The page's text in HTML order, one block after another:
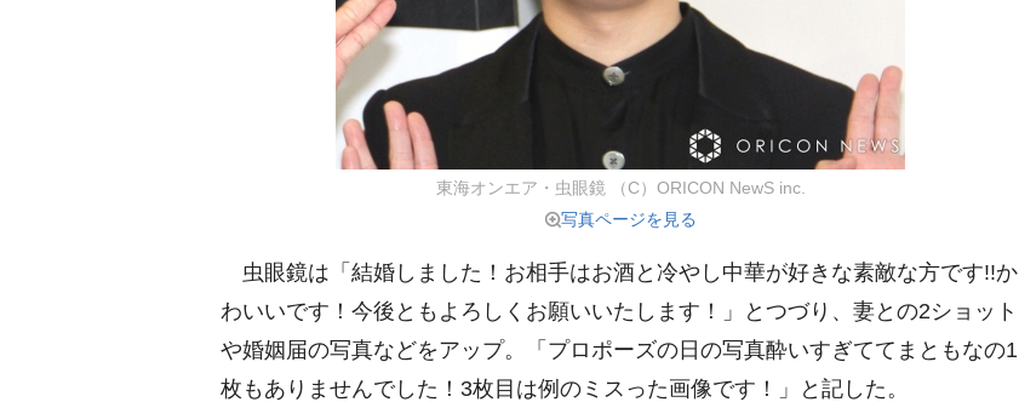
東海オンエア・虫眼鏡 （C）ORICON NewS inc.
写真ページを見る
虫眼鏡は「結婚しました！お相手はお酒と冷やし中華が好きな素敵な方です!!か
わいいです！今後ともよろしくお願いいたします！」とつづり、妻との2ショット
婚姻届の写真などをアップ。「プロポーズの日の写真酔いすぎててまともなの1
枚もありませんでした！3枚目は例のミスった画像です！」と記した。